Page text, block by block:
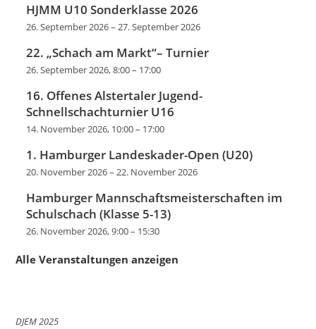
HJMM U10 Sonderklasse 2026
26. September 2026–27. September 2026
22. „Schach am Markt“– Turnier
26. September 2026, 8:00– 17:00
16. Offenes Alstertaler Jugend-
Schnellschachturnier U16
14. November 2026, 10:00– 17:00
1. Hamburger Landeskader-Open (U20)
20. November 2026–22. November 2026
Hamburger Mannschaftsmeisterschaften im
Schulschach (Klasse 5-13)
26. November 2026, 9:00– 15:30
Alle Veranstaltungen anzeigen
DJEM 2025